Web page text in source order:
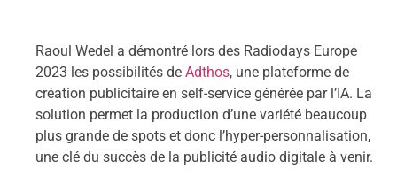
Raoul Wedel a démontré lors des Radiodays Europe
2023 les possibilités de Adthos, une plateforme de
création publicitaire en self-service générée par l’IA. La
solution permet la production d’une variété beaucoup
plus grande de spots et donc l’hyper-personnalisation,
une clé du succès de la publicité audio digitale à venir.